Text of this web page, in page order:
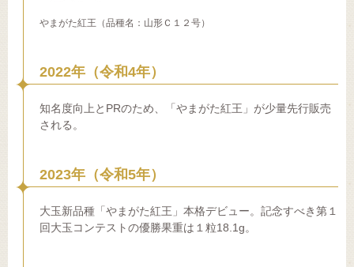
やまがた紅王（品種名：山形Ｃ１２号）
2022年（令和4年）
知名度向上とPRのため、「やまがた紅王」が少量先行販売
される。
2023年（令和5年）
大玉新品種「やまがた紅王」本格デビュー。記念すべき第１
回大玉コンテストの優勝果重は１粒18.1g。